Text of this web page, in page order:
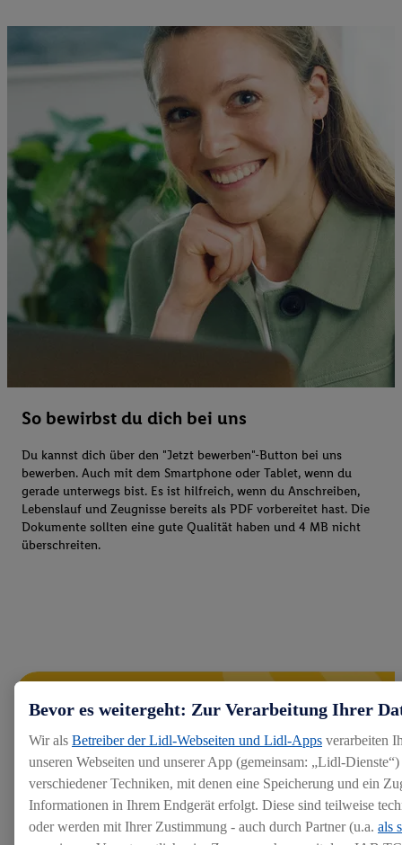
So bewirbst du dich bei uns
Du kannst dich über den "Jetzt bewerben"-Button bei uns
bewerben. Auch mit dem Smartphone oder Tablet, wenn du
gerade unterwegs bist. Es ist hilfreich, wenn du Anschreiben,
Lebenslauf und Zeugnisse bereits als PDF vorbereitet hast. Die
Dokumente sollten eine gute Qualität haben und 4 MB nicht
überschreiten.
Bevor es weitergeht: Zur Verarbeitung Ihrer
Wir als Betreiber der Lidl-Webseiten und Lidl-Apps verarbeiten
unseren Webseiten und unserer App (gemeinsam: „Lidl-
verschiedener Techniken, mit denen eine Speicherung und ein
Informationen in Ihrem Endgerät erfolgt. Diese sind teilweise
oder werden mit Ihrer Zustimmung - auch durch Partner (u.a. als